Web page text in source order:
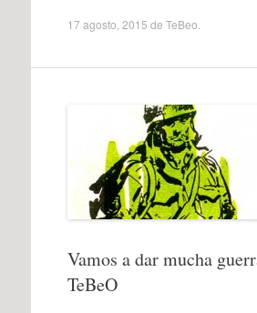
17 agosto, 2015 de TeBeo
Vamos a dar mucha
TeBeO